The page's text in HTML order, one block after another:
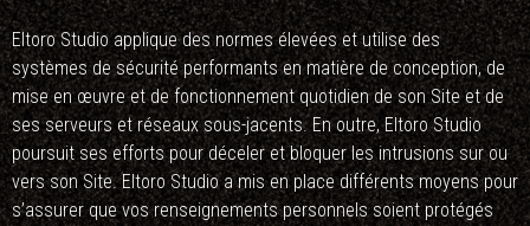
Eltoro Studio applique des normes élevées et utilise des
systèmes de sécurité performants en matière de conception, de
mise en œuvre et de fonctionnement quotidien de son Site et de
ses serveurs et réseaux sous-jacents. En outre, Eltoro Studio
poursuit ses efforts pour déceler et bloquer les intrusions sur ou
vers son Site. Eltoro Studio a mis en place différents moyens pour
s’assurer que vos renseignements personnels soient protégés